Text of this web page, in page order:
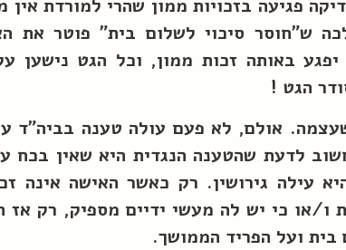
פגיעה בזכויות ממון שהרי למורדת אין
ש"חוסר סיכוי לשלום בית" פוטר את
באותה זכות ממון, וכל הגט נישען
הגט !
אולם, לא פעם עולה טענה בביה"ד
לדעת שהטענה הנגדית היא שאין בכח
עילה גירושין. רק כאשר האישה אינה
ו/או כי יש לה מעשי ידיים מספיק, רק אז
בית ועל הפריד הממושך.